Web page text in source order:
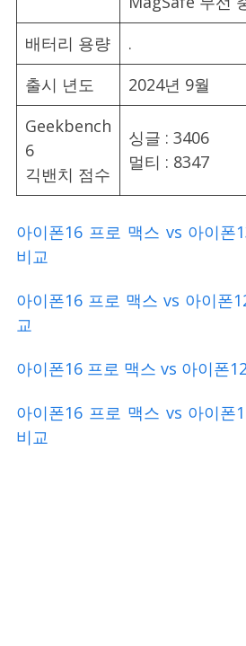
배터리 용량
.
출시 년도
2024년 9월
Geekbench
6
긱밴치 점수
싱글 : 3406
멀티 : 8347
아이폰16 프로 맥스 vs 아이폰
비교
아이폰16 프로 맥스 vs 아이폰
교
아이폰16 프로 맥스 vs 아이폰
아이폰16 프로 맥스 vs 아이폰
비교